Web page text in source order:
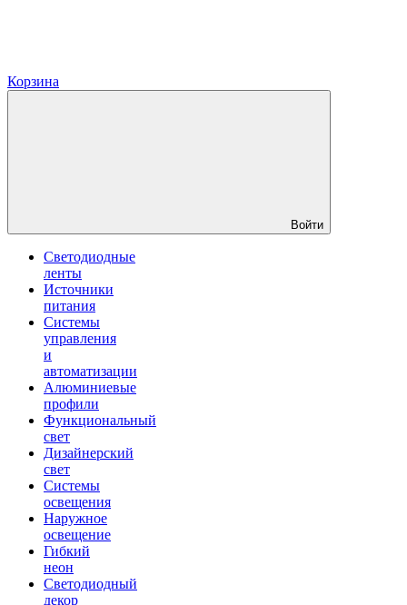
Корзина
Войти
Светодиодные
ленты
Источники
питания
Системы
управления
и
автоматизации
Алюминиевые
профили
Функциональный
свет
Дизайнерский
свет
Системы
освещения
Наружное
освещение
Гибкий
неон
Светодиодный
декор